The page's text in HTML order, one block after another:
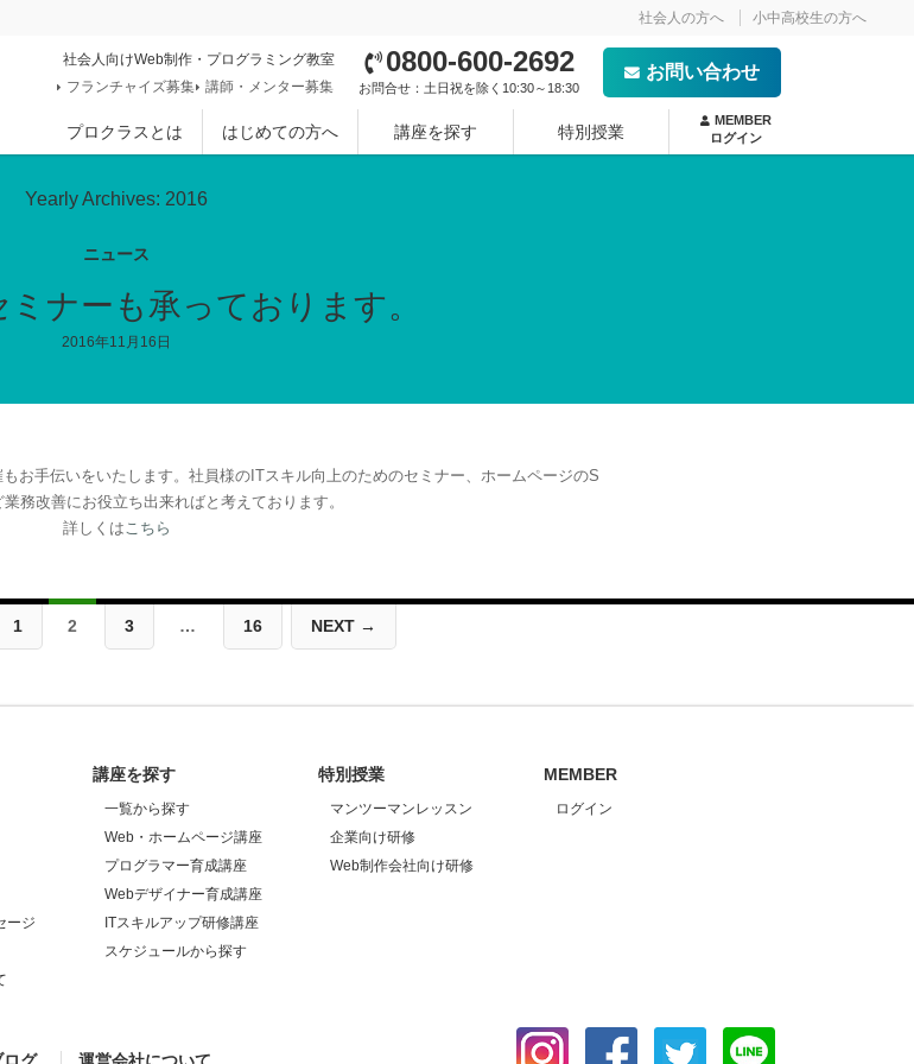
社会人の方へ 小中高校生の方へ
社会人向けWeb制作・プログラミング教室
フランチャイズ募集 講師・メンター募集
0800-600-2692
お問合せ：土日祝を除く10:30～18:30
お問い合わせ
プロクラスとは はじめての方へ 講座を探す 特別授業
MEMBER
ログイン
Yearly Archives: 2016
ニュース
ナーも承っております。
2016年11月16日
お手伝いをいたします。社員様のITスキル向上のためのセミナー、ホームページのS
務改善にお役立ち出来ればと考えております。
詳しくはこちら
1 2 3 … 16 NEXT →
ージ
講座を探す
一覧から探す
Web・ホームページ講座
プログラマー育成講座
Webデザイナー育成講座
ITスキルアップ研修講座
スケジュールから探す
特別授業
マンツーマンレッスン
企業向け研修
Web制作会社向け研修
MEMBER
ログイン